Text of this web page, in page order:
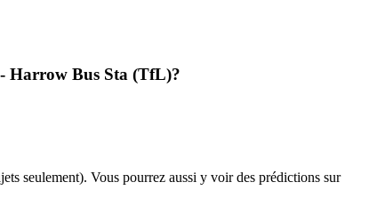
Harrow Bus Sta (TfL)?
seulement). Vous pourrez aussi y voir des prédictions sur